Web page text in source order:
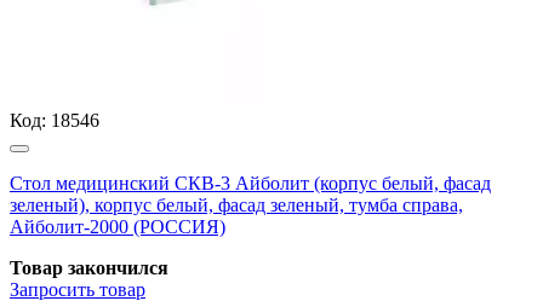
Код: 18546
Стол медицинский СКВ-3 Айболит (корпус белый, фасад
зеленый), корпус белый, фасад зеленый, тумба справа,
Айболит-2000 (РОССИЯ)
Товар закончился
Запросить товар